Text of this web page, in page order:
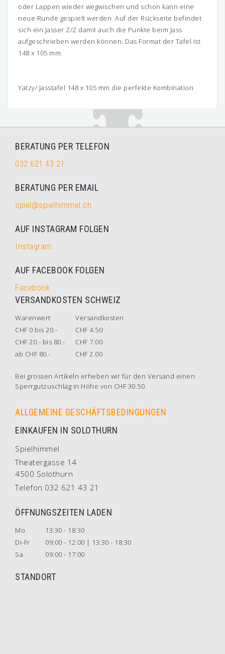
oder Lappen wieder wegwischen und schon kann eine
neue Runde gespielt werden. Auf der Rückseite befindet
sich ein Jasser Z/Z damit auch die Punkte beim Jass
aufgeschrieben werden können. Das Format der Tafel ist
148 x 105 mm.
Yatzy/ Jasstafel 148 x 105 mm die perfekte Kombination
BERATUNG PER TELEFON
032 621 43 21
BERATUNG PER EMAIL
spiel@spielhimmel.ch
AUF INSTAGRAM FOLGEN
Instagram
AUF FACEBOOK FOLGEN
Facebook
VERSANDKOSTEN SCHWEIZ
Warenwert
Versandkosten
CHF 0 bis 20.-
CHF 4.50
CHF 20.- bis 80.-
CHF 7.00
ab CHF 80.-
CHF 2.00
Bei grossen Artikeln erheben wir für den Versand einen
Sperrgutzuschlag in Höhe von CHF 30.50
ALLGEMEINE GESCHÄFTSBEDINGUNGEN
EINKAUFEN IN SOLOTHURN
Spielhimmel
Theatergasse 14
4500 Solothurn
Telefon 032 621 43 21
ÖFFNUNGSZEITEN LADEN
Mo
13:30 - 18:30
Di-Fr
09:00 - 12:00 | 13:30 - 18:30
Sa
09:00 - 17:00
STANDORT